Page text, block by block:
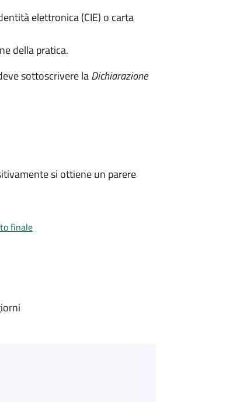
elettronica (CIE) o carta
della pratica.
sottoscrivere laDichiarazione
si ottiene un parere
finale